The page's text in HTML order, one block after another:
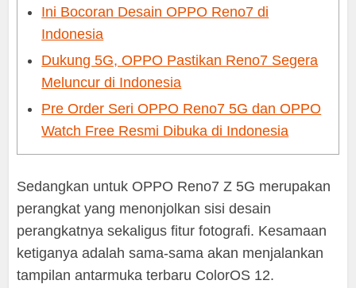
Ini Bocoran Desain OPPO Reno7 di
Indonesia
Dukung 5G, OPPO Pastikan Reno7 Segera
Meluncur di Indonesia
Pre Order Seri OPPO Reno7 5G dan OPPO
Watch Free Resmi Dibuka di Indonesia
Sedangkan untuk OPPO Reno7 Z 5G merupakan
perangkat yang menonjolkan sisi desain
perangkatnya sekaligus fitur fotografi. Kesamaan
ketiganya adalah sama-sama akan menjalankan
tampilan antarmuka terbaru ColorOS 12.